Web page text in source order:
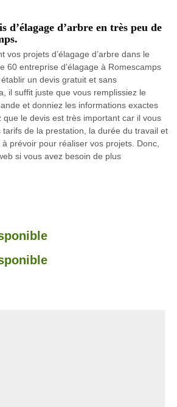
d’élagage d’arbre en très peu de
vos projets d’élagage d’arbre dans le
60 entreprise d’élagage à Romescamps
un devis gratuit et sans
il suffit juste que vous remplissiez le
et donniez les informations exactes
que le devis est très important car il vous
de la prestation, la durée du travail et
prévoir pour réaliser vos projets. Donc,
si vous avez besoin de plus